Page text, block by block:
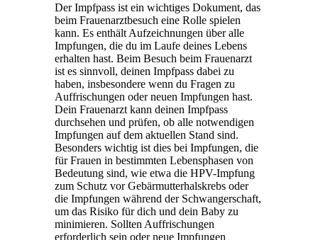
Der Impfpass ist ein wichtiges Dokument, das
beim Frauenarztbesuch eine Rolle spielen
kann. Es enthält Aufzeichnungen über alle
Impfungen, die du im Laufe deines Lebens
erhalten hast. Beim Besuch beim Frauenarzt
ist es sinnvoll, deinen Impfpass dabei zu
haben, insbesondere wenn du Fragen zu
Auffrischungen oder neuen Impfungen hast.
Dein Frauenarzt kann deinen Impfpass
durchsehen und prüfen, ob alle notwendigen
Impfungen auf dem aktuellen Stand sind.
Besonders wichtig ist dies bei Impfungen, die
für Frauen in bestimmten Lebensphasen von
Bedeutung sind, wie etwa die HPV-Impfung
zum Schutz vor Gebärmutterhalskrebs oder
die Impfungen während der Schwangerschaft,
um das Risiko für dich und dein Baby zu
minimieren. Sollten Auffrischungen
erforderlich sein oder neue Impfungen